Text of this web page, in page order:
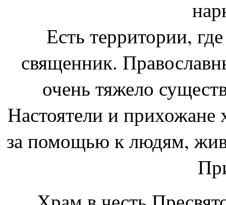
Есть территории,
священник.
очень тяжело
Настоятели и
за помощью к людям,